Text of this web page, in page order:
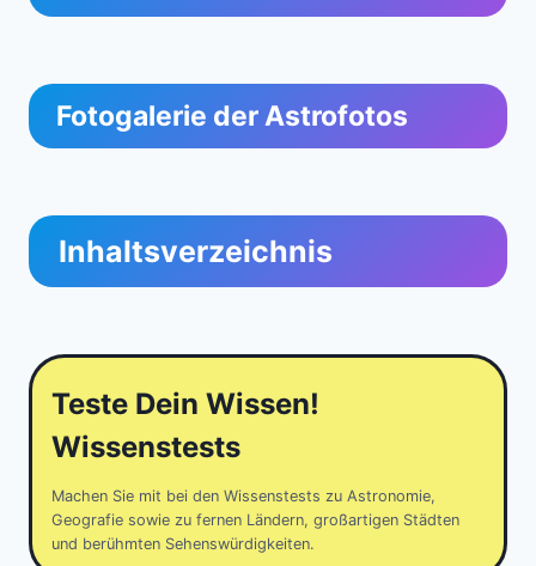
Fotogalerie der Astrofotos
Inhaltsverzeichnis
Teste Dein Wissen!
Wissenstests
Machen Sie mit bei den Wissenstests zu Astronomie,
Geografie sowie zu fernen Ländern, großartigen Städten
und berühmten Sehenswürdigkeiten.